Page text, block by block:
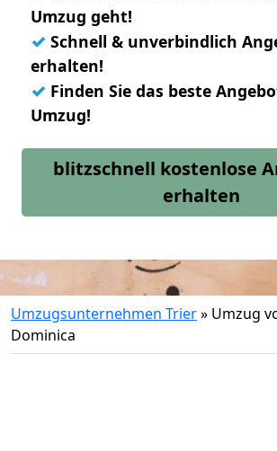
Umzug geht!
✓ Schnell & unverbindlich
erhalten!
✓ Finden Sie das beste
Umzug!
blitzschnell kostenlose
erhalten
Umzugsunternehmen Trier» Umzug
Dominica